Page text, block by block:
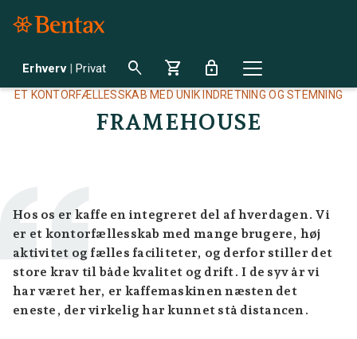
Erhverv | Privat search shopping_cart lock
ET KONTORFÆLLESSKAB MED UNIK INDRETNING OG STEMNING
FRAMEHOUSE
Hos os er kaffe en integreret del af hverdagen. Vi
er et kontorfællesskab med mange brugere, høj
aktivitet og fælles faciliteter, og derfor stiller det
store krav til både kvalitet og drift. I de syv år vi
har været her, er kaffemaskinen næsten det
eneste, der virkelig har kunnet stå distancen.